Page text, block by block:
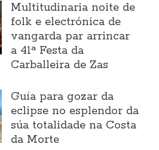
Multitudinaria noite de
folk e electrónica de
vangarda par arrincar
a 41ª Festa da
Carballeira de Zas
Guía para gozar da
eclipse no esplendor da
súa totalidade na Costa
da Morte